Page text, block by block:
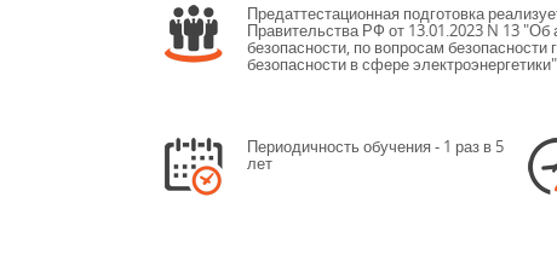
Предаттестационная подготовка
Правительства РФ от 13.01.2023 N 13
безопасности, по вопросам безопасности
безопасности в сфере электроэнергетики"
Периодичность обучения - 1 раз в 5
лет